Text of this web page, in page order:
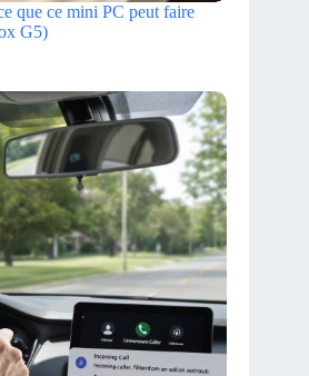
que ce mini PC peut faire
G5)